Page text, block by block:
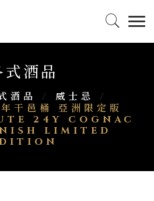
式酒品
酒品 / 威士忌
/
干邑桶 亞洲限定版
24Y COGNAC
LIMITED